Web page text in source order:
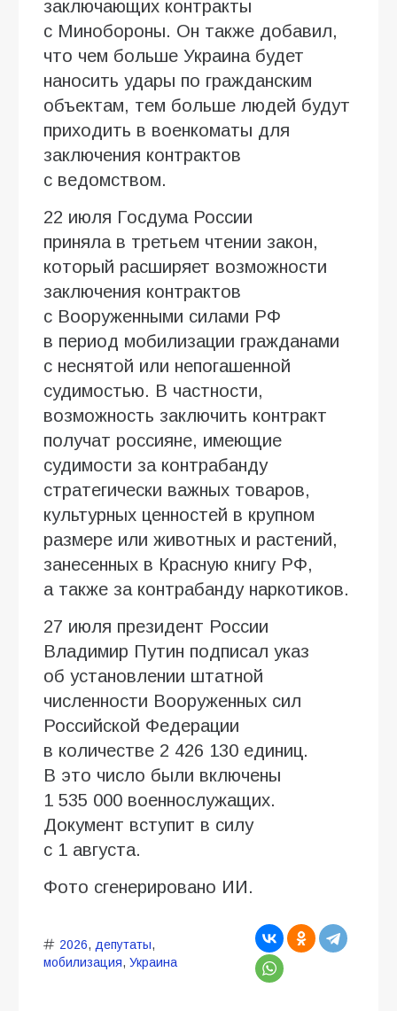
заключающих контракты
с Минобороны. Он также добавил,
что чем больше Украина будет
наносить удары по гражданским
объектам, тем больше людей будут
приходить в военкоматы для
заключения контрактов
с ведомством.
22 июля Госдума России
приняла в третьем чтении закон,
который расширяет возможности
заключения контрактов
с Вооруженными силами РФ
в период мобилизации гражданами
с неснятой или непогашенной
судимостью. В частности,
возможность заключить контракт
получат россияне, имеющие
судимости за контрабанду
стратегически важных товаров,
культурных ценностей в крупном
размере или животных и растений,
занесенных в Красную книгу РФ,
а также за контрабанду наркотиков.
27 июля президент России
Владимир Путин подписал указ
об установлении штатной
численности Вооруженных сил
Российской Федерации
в количестве 2 426 130 единиц.
В это число были включены
1 535 000 военнослужащих.
Документ вступит в силу
с 1 августа.
Фото сгенерировано ИИ.
2026, депутаты,
мобилизация, Украина